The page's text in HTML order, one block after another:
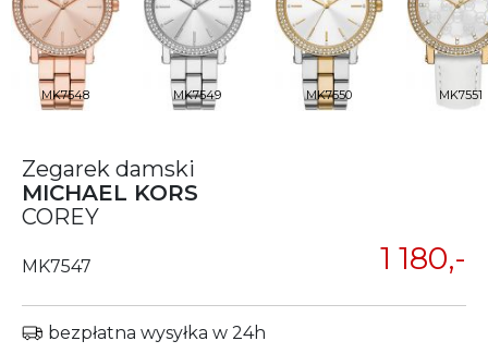
MK7548 MK7549 MK7550 MK7551
Zegarek damski
MICHAEL KORS
COREY
MK7547 1 180,-
bezpłatna wysyłka w 24h